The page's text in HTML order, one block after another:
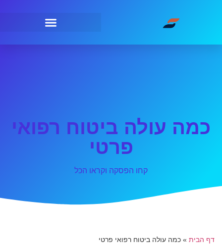
כמה עולה ביטוח רפואי
פרטי
קחו הפסקה וקראו הכל
דף הבית » כמה עולה ביטוח רפואי פרטי